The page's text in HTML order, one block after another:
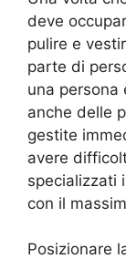
deve
pulire e
parte di
una persona
anche delle
gestite
avere
specializzati
con il
Posizionare